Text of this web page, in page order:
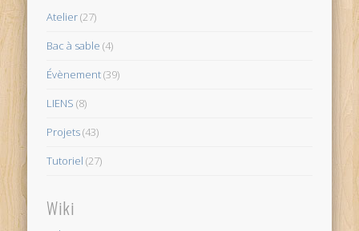
Atelier(27)
Bac à sable (4)
Évènement(39)
LIENS (8)
Projets(43)
Tutoriel (27)
Wiki